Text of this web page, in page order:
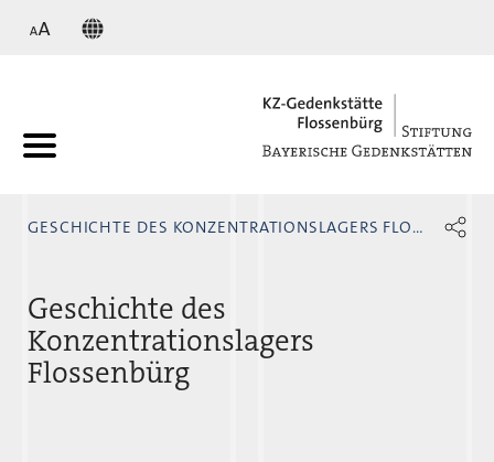
GESCHICHTE DES KONZENTRATIONSLAGERS FLOSSENBÜRG
Geschichte des
Konzentrationslagers
Flossenbürg